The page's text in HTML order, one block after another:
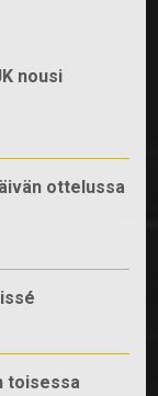
nousi
ottelussa
toisessa